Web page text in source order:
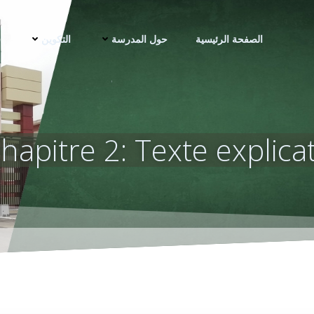
الصفحة الرئيسية حول المدرسة التكوين
2: Texte